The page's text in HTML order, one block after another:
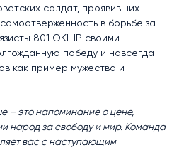
солдат, проявивших
в борьбе за
801 ОКШР своими
победу и навсегда
как пример мужества и
– это напоминание о цене,
народ за свободу и мир. Команда
вас с наступающим